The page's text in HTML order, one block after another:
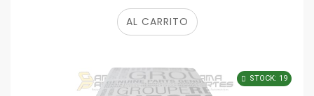
AL CARRITO
STOCK: 19